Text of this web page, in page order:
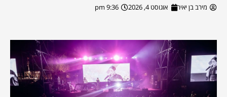
מירב בן יאיר אוגוסט 4, 2026 9:36 pm